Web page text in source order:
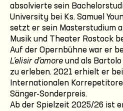
absolvierte sein
University bei Ks. Samuel
setzt er sein Masterstudium
Musik und Theater Rostock
Auf der Opernbühne war er
L’elisir d’amore und als Bartolo
zu erleben. 2021 erhielt er
Internationalen
Sänger-Sonderpreis.
Ab der Spielzeit 2025/26 ist